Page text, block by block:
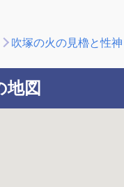
吹塚の火の見櫓と性神
地図